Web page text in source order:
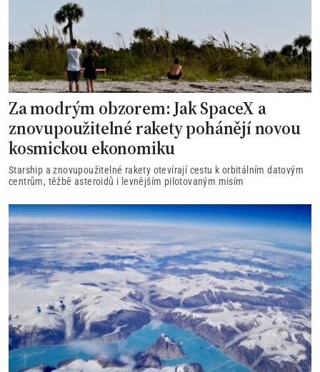
Za modrým obzorem: Jak SpaceX a
znovupoužitelné rakety pohánějí novou
kosmickou ekonomiku
Starship a znovupoužitelné rakety otevírají cestu k orbitálním datovým
centrům, těžbě asteroidů i levnějším pilotovaným misím